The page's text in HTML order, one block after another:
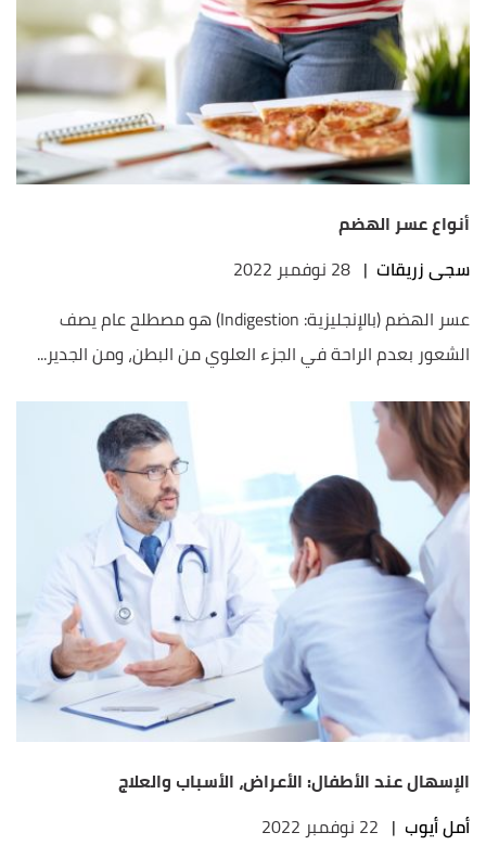
أنواع عسر الهضم
سجى زريقات | 28 نوفمبر 2022
عسر الهضم (بالإنجليزية: Indigestion) هو مصطلح عام يصف
الشعور بعدم الراحة في الجزء العلوي من البطن، ومن الجدير...
الإسهال عند الأطفال: الأعراض، الأسباب والعلاج
أمل أيوب | 22 نوفمبر 2022